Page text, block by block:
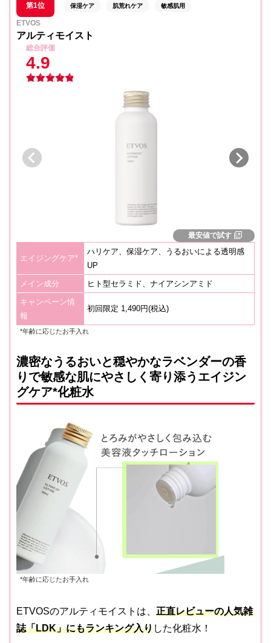
第1位 保湿ケア 肌荒れケア 敏感肌用
ETVOS
アルティモイスト
総合評価
4.9
最安値で試す
エイジングケア*
ハリケア、保湿ケア、うるおいによる透明感
UP
メイン成分
ヒト型セラミド、ナイアシンアミド
キャンペーン情
報
初回限定 1,490円(税込)
*年齢に応じたお手入れ
濃密なうるおいと穏やかなラベンダーの香
りで敏感な肌にやさしく寄り添うエイジン
グケア*化粧水
*年齢に応じたお手入れ
ETVOSのアルティモイストは、 正直レビューの人気雑
誌「LDK」にもランキング入りした化粧水！